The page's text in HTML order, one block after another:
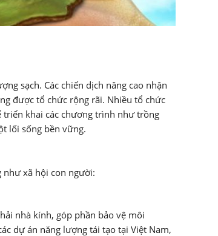
sạch. Các chiến dịch nâng cao nhận
được tổ chức rộng rãi. Nhiều tổ chức
khai các chương trình như trồng
lối sống bền vững.
như xã hội con người:
nhà kính, góp phần bảo vệ môi
dự án năng lượng tái tạo tại Việt Nam,